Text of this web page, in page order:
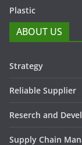
Plastic
ABOUT US
Strategy
Reliable Supplier
Reserch and
Supply Chain